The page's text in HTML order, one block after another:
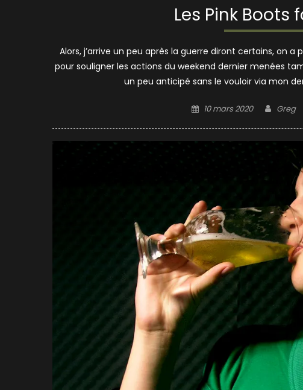
Les Pink Boots
Alors, j’arrive un peu après la guerre diront certains, on
pour souligner les actions du weekend dernier menées
un peu anticipé sans le vouloir via mon
Posted
10 mars 2020 Author
Greg